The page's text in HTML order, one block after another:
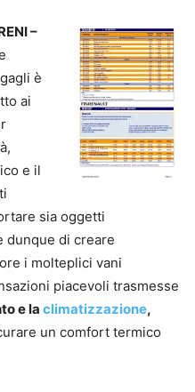
–
è
ai
e il
sia oggetti
dunque di creare
i molteplici vani
piacevoli trasmesse
e la climatizzazione,
un comfort termico